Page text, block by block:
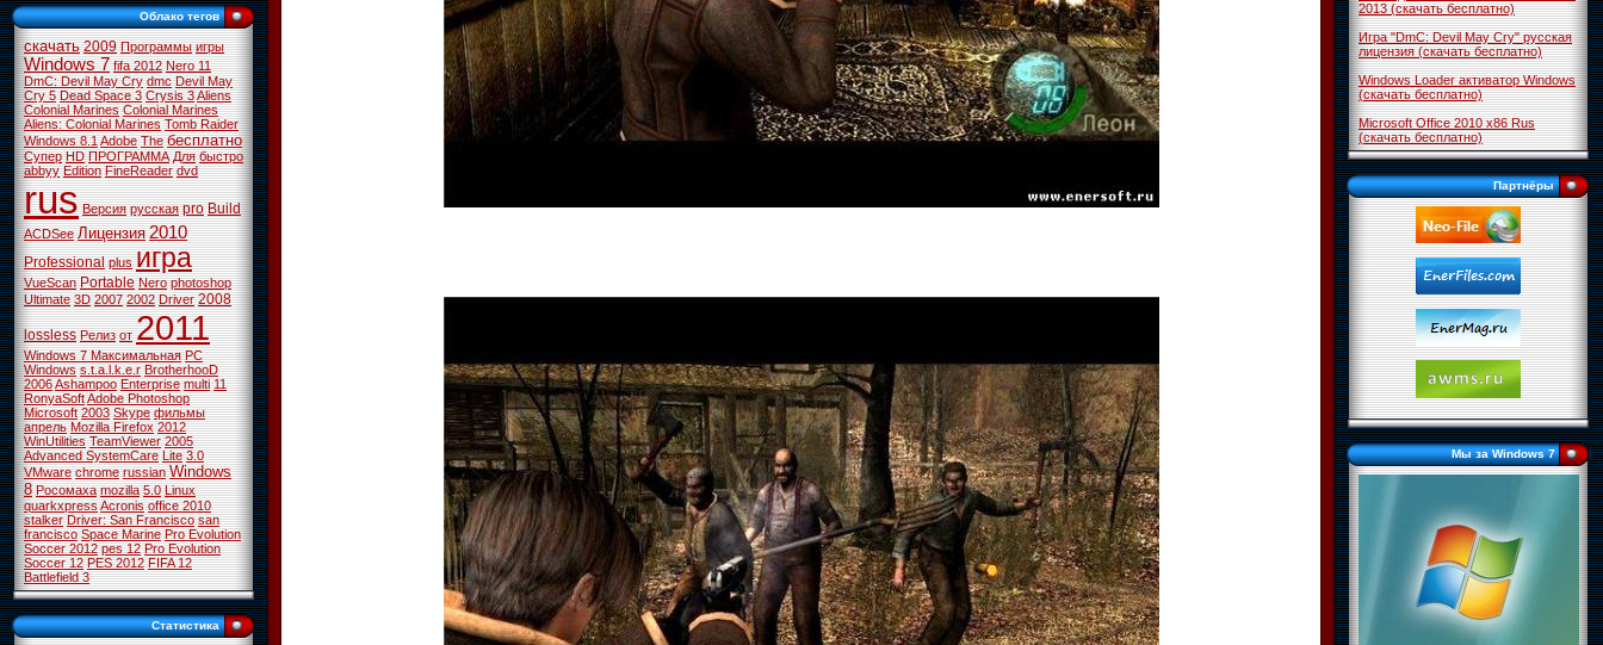
Облако тегов
скачать 2009 Программы игры
Windows 7 fifa 2012 Nero 11
DmC: Devil May Cry dmc Devil May
Cry 5 Dead Space 3 Crysis 3Aliens
Colonial Marines Colonial Marines
Aliens: Colonial Marines Tomb Raider
Windows 8.1Adobe The бесплатно
Супер HD ПРОГРАММА Для быстро
abbyy Edition FineReader dvd
rus Версия русская pro Build
ACDSee Лицензия 2010
Professional plus игра
VueScan Portable Nero photoshop
Ultimate 3D 2007 2002 Driver 2008
lossless Релиз от 2011
Windows 7 Максимальная PC
Windows s.t.a.l.k.e.r BrotherhooD
2006Ashampoo Enterprise multi 11
RonyaSoftAdobe Photoshop
Microsoft 2003 Skype фильмы
апрель Mozilla Firefox 2012
WinUtilities TeamViewer 2005
Advanced SystemCare Lite 3.0
VMware chrome russian Windows
8 Росомаха mozilla 5.0 Linux
quarkxpressAcronis office 2010
stalker Driver: San Francisco san
francisco Space Marine Pro Evolution
Soccer 2012 pes 12 Pro Evolution
Soccer 12 PES 2012 FIFA 12
Battlefield 3
Статистика
2013 (скачать бесплатно)
Игра "DmC: Devil May Cry" русская
лицензия (скачать бесплатно)
Windows Loader активатор Windows
(скачать бесплатно)
Microsoft Office 2010 x86 Rus
(скачать бесплатно)
Партнёры
Мы за Windows 7